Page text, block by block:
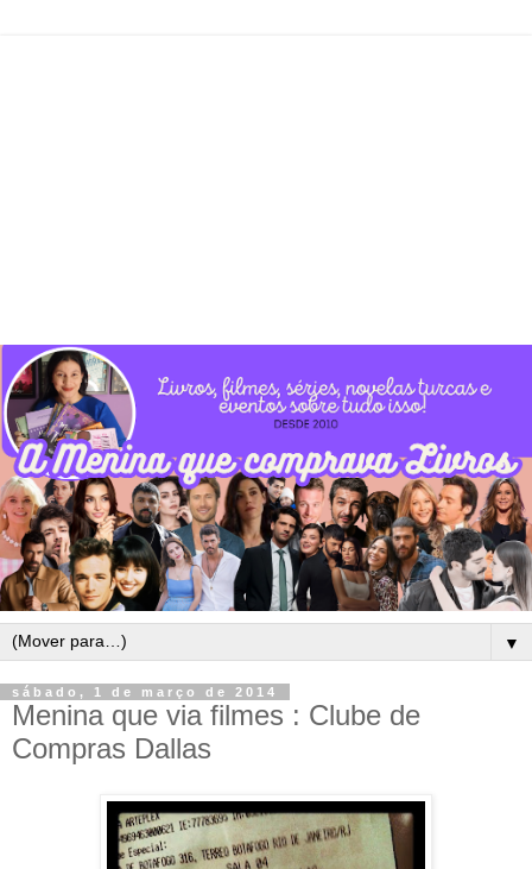
▼
sábado, 1 de março de 2014
Menina que via filmes : Clube de
Compras Dallas